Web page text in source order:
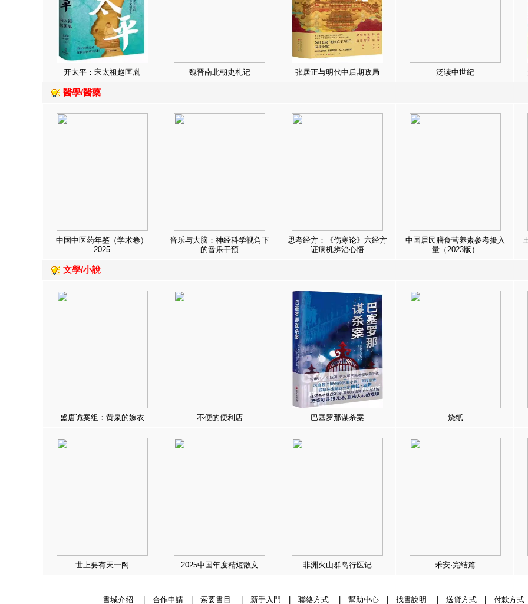
开太平：宋太祖赵匡胤 魏晋南北朝史札记 张居正与明代中后期政局 泛读中世纪
醫學/醫藥
中国中医药年鉴（学术卷）
2025
音乐与大脑：神经科学视角下
的音乐干预
思考经方：《伤寒论》六经方
证病机辨治心悟
中国居民膳食营养素参考摄入
量（2023版）
文學/小說
盛唐诡案组：黄泉的嫁衣 不便的便利店 巴塞罗那谋杀案 烧纸
世上要有天一阁 2025中国年度精短散文 非洲火山群岛行医记 禾安·完结篇
書城介紹 合作申請| 索要書目 新手入門 聯絡方式| 幫助中心| 找書說明 送貨方式| 付款方式